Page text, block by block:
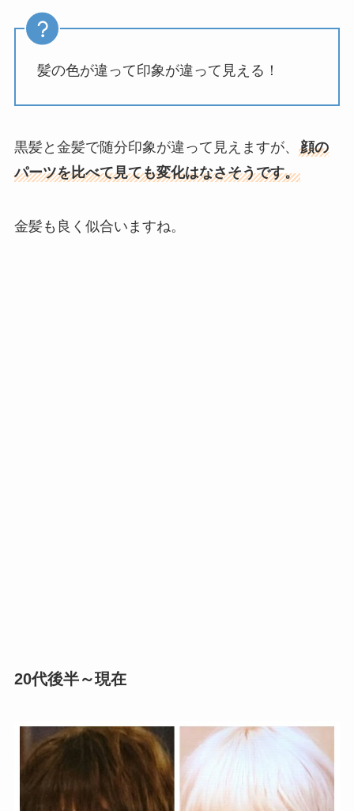
髪の色が違って印象が違って見える！
黒髪と金髪で随分印象が違って見えますが、 顔の
パーツを比べて見ても変化はなさそうです。
金髪も良く似合いますね。
20代後半～現在